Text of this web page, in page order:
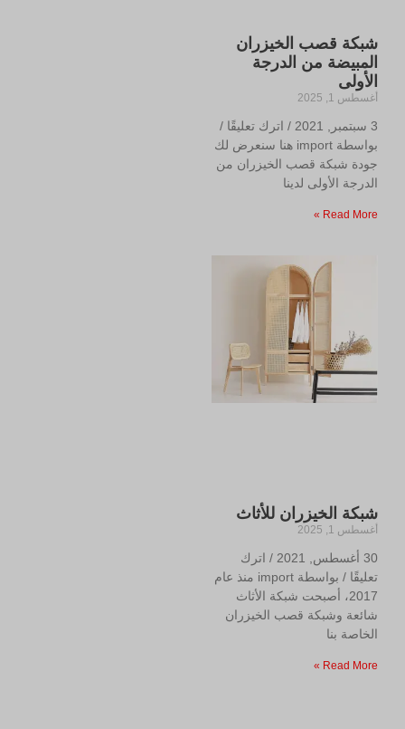
شبكة قصب الخيزران
المبيضة من الدرجة
الأولى
أغسطس 1, 2025
3 سبتمبر, 2021 / اترك تعليقًا /
بواسطة import هنا سنعرض لك
جودة شبكة قصب الخيزران من
الدرجة الأولى لدينا
Read More »
شبكة الخيزران للأثاث
أغسطس 1, 2025
30 أغسطس, 2021 / اترك
تعليقًا / بواسطة import منذ عام
2017، أصبحت شبكة الأثاث
شائعة وشبكة قصب الخيزران
الخاصة بنا
Read More »